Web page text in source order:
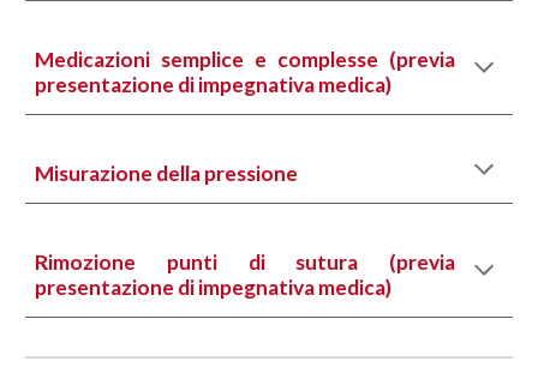
Medicazioni semplice e complesse (previa
presentazione di impegnativa medica)
Misurazione della pressione
Rimozione punti di sutura (previa
presentazione di impegnativa medica)